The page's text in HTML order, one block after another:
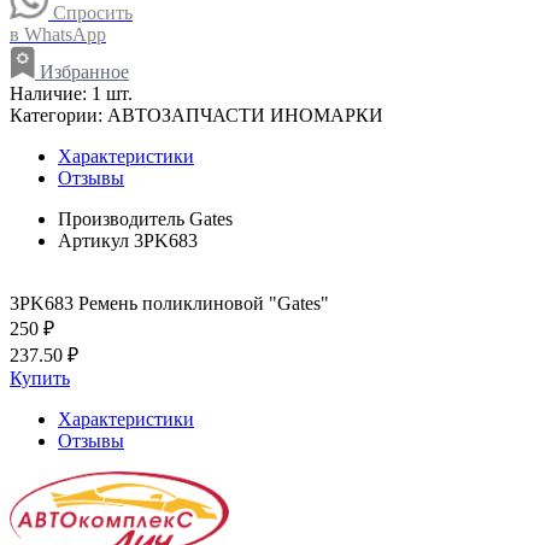
Спросить
в WhatsApp
Избранное
Наличие: 1 шт.
Категории: АВТОЗАПЧАСТИ ИНОМАРКИ
Характеристики
Отзывы
Производитель Gates
Артикул 3PK683
3PK683 Ремень поликлиновой "Gates"
250 ₽
237.50 ₽
Купить
Характеристики
Отзывы